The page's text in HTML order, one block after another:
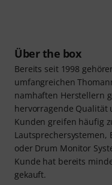
Über the box
Bereits seit 1998
umfangreichen
namhaften Herstellern
hervorragende Qualität
Kunden greifen häufig
Lautsprechersystemen,
oder Drum Monitor
Kunde hat bereits
gekauft.